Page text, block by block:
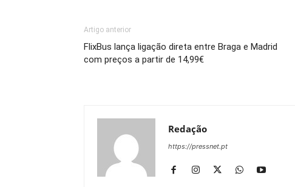
Artigo anterior
FlixBus lança ligação direta entre Braga e Madrid
com preços a partir de 14,99€
Redação
https://pressnet.pt